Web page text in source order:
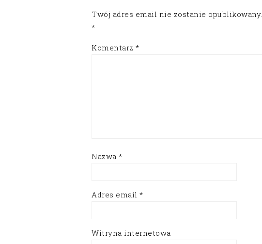
Twój adres email nie zostanie opublikowany.
*
Komentarz *
Nazwa *
Adres email *
Witryna internetowa